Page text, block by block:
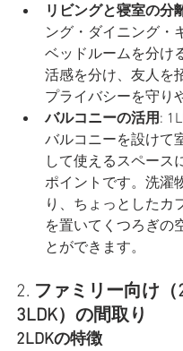
リビングと寝室の分
ング・ダイニング・
ベッドルームを分け
活感を分け、友人を
プライバシーを守り
バルコニーの活用:
バルコニーを設けて
して使えるスペース
ポイントです。洗濯
り、ちょっとしたカ
を置いてくつろぎの
とができます。
2. ファミリー向け（
3LDK）の間取り
2LDKの特徴